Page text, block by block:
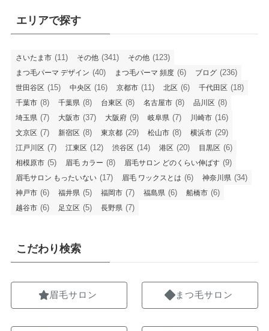
エリアで探す
さいたま市 (11) その他 (341) その他 (123)
まつ毛パーマ デザイン (40) まつ毛パーマ 頻度 (6) ブログ (236)
世田谷区 (15) 中央区 (16) 京都市 (11) 北区 (6) 千代田区 (18)
千葉市 (8) 千葉県 (8) 台東区 (8) 名古屋市 (8) 品川区 (8)
埼玉県 (7) 大阪市 (37) 大阪府 (9) 岐阜県 (7) 川崎市 (16)
文京区 (7) 新宿区 (8) 東京都 (29) 松山市 (8) 横浜市 (29)
江戸川区 (7) 江東区 (12) 渋谷区 (14) 港区 (20) 目黒区 (6)
相模原市 (5) 眉毛 カラー (8) 眉毛サロン どのくらい伸ばす (9)
眉毛サロン もったいない (17) 眉毛 ワックスとは (6) 神奈川県 (34)
神戸市 (6) 福井県 (5) 福岡市 (7) 福島県 (6) 船橋市 (6)
越谷市 (6) 足立区 (5) 長野県 (7)
こだわり検索
眉毛サロン まつ毛サロン